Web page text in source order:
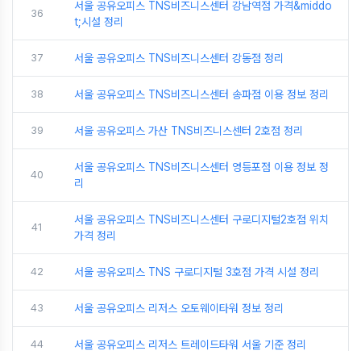
36
서울 공유오피스 TNS비즈니스센터 강남역점 가격&middo
t;시설 정리
37 서울 공유오피스 TNS비즈니스센터 강동점 정리
38 서울 공유오피스 TNS비즈니스센터 송파점 이용 정보 정리
39 서울 공유오피스 가산 TNS비즈니스센터 2호점 정리
40
서울 공유오피스 TNS비즈니스센터 영등포점 이용 정보 정
리
41
서울 공유오피스 TNS비즈니스센터 구로디지털2호점 위치
가격 정리
42 서울 공유오피스 TNS 구로디지털 3호점 가격 시설 정리
43 서울 공유오피스 리저스 오토웨이타워 정보 정리
44 서울 공유오피스 리저스 트레이드타워 서울 기준 정리